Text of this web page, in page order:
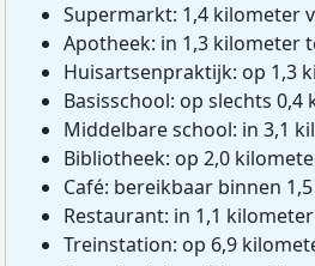
Supermarkt: 1,4 kilometer
Apotheek: in 1,3 kilometer
Huisartsenpraktijk: op 1,3
Basisschool: op slechts
Middelbare school: in 3,1
Bibliotheek: op 2,0
Café: bereikbaar binnen
Restaurant: in 1,1
Treinstation: op 6,9